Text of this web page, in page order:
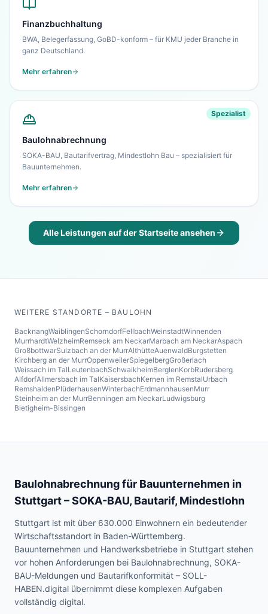
Finanzbuchhaltung
BWA, Belegerfassung, GoBD-konform – für KMU jeder Branche in
ganz Deutschland.
Mehr erfahren
Spezialist
Baulohnabrechnung
SOKA-BAU, Bautarifvertrag, Mindestlohn Bau – spezialisiert für
Bauunternehmen.
Mehr erfahren
Alle Leistungen auf der Startseite ansehen
WEITERE STANDORTE – BAULOHN
BacknangWaiblingenSchorndorfFellbachWeinstadtWinnenden
MurrhardtWelzheimRemseck am NeckarMarbach am NeckarAspach
GroßbottwarSulzbach an der MurrAlthütteAuenwaldBurgstetten
Kirchberg an der MurrOppenweilerSpiegelbergGroßerlach
Weissach im TalLeutenbachSchwaikheimBerglenKorbRudersberg
AlfdorfAllmersbach im TalKaisersbachKernen im RemstalUrbach
RemshaldenPlüderhausenWinterbachErdmannhausenMurr
Steinheim an der MurrBenningen am NeckarLudwigsburg
Bietigheim-Bissingen
Baulohnabrechnung für Bauunternehmen in
Stuttgart– SOKA-BAU, Bautarif, Mindestlohn
Stuttgart ist mit über 630.000 Einwohnern ein bedeutender
Wirtschaftsstandort in Baden-Württemberg.
Bauunternehmen und Handwerksbetriebe in Stuttgart stehen
vor hohen Anforderungen bei Baulohnabrechnung, SOKA-
BAU-Meldungen und Bautarifkonformität – SOLL-
HABEN.digital übernimmt diese komplexen Aufgaben
vollständig digital.